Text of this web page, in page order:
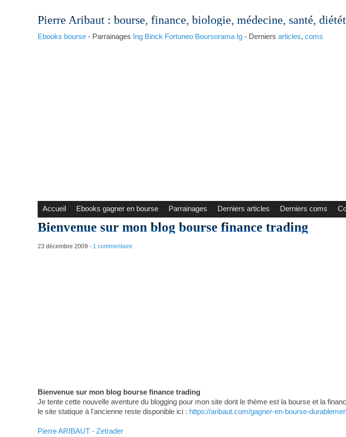
Pierre Aribaut: bourse, finance, biologie, médecine, santé,
Ebooks bourse- Parrainages Ing Binck Fortuneo Boursorama Ig- Derniers articles, coms
Accueil Ebooks gagner en bourse Parrainages Derniers articles Derniers coms
Bienvenue sur mon blog bourse finance trading
23 décembre 2009 - 1 commentaire
Bienvenue sur mon blog bourse finance trading
Je tente cette nouvelle aventure du blogging pour mon site dont le thème est la bourse et la
le site statique à l'ancienne reste disponible ici : https://aribaut.com/gagner-en-bourse-
Pierre ARIBAUT - Zetrader